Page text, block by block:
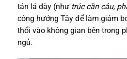
tán lá dày (như trúc cần câu,
công hướng Tây để làm giảm
thổi vào không gian bên trong
ngủ.